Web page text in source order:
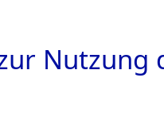
Nutzung